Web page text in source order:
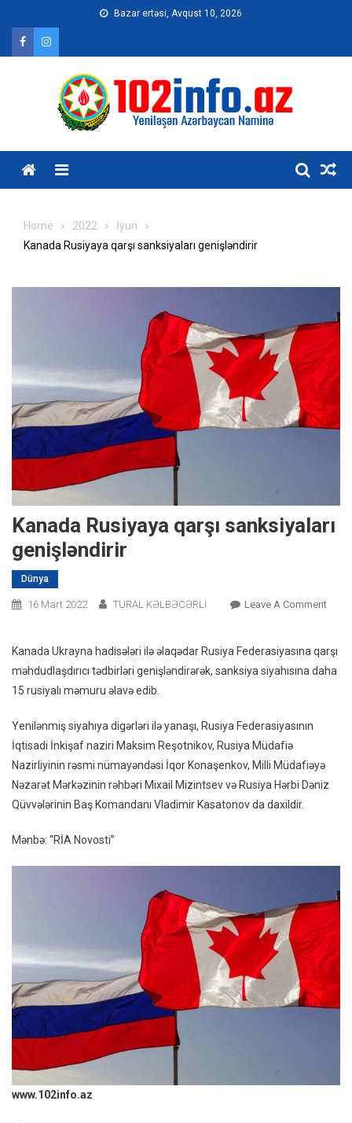
content
Bazar ertəsi, Avqust 10, 2026
Home 2022
İyun
Kanada Rusiyaya qarşı sanksiyaları genişləndirir
Kanada Rusiyaya qarşı sanksiyaları
genişləndirir
Dünya
16 Mart 2022 TURAL KƏLBƏCƏRLİ Leave A CommentOn
Qarşı
Kanada Ukrayna hadisələri ilə əlaqədar Rusiya Federasiyasına qarşı
məhdudlaşdırıcı tədbirləri genişləndirərək, sanksiya siyahısına daha
15 rusiyalı məmuru əlavə edib.
Yenilənmiş siyahıya digərləri ilə yanaşı, Rusiya Federasiyasının
İqtisadi İnkişaf naziri Maksim Reşotnikov, Rusiya Müdafiə
Nazirliyinin rəsmi nümayəndəsi İqor Konaşenkov, Milli Müdafiəyə
Nəzarət Mərkəzinin rəhbəri Mixail Mizintsev və Rusiya Hərbi Dəniz
Qüvvələrinin Baş Komandanı Vladimir Kasatonov da daxildir.
Mənbə: “RİA Novosti”
www.102info.az